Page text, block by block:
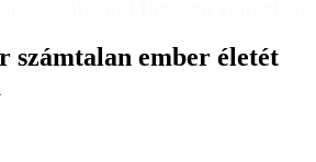
számtalan ember életét